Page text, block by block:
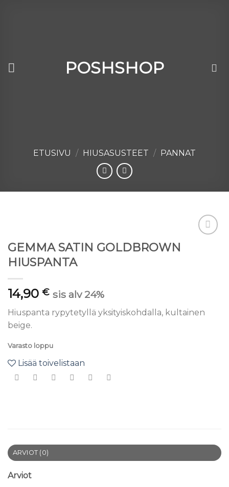
POSHSHOP
ETUSIVU / HIUSASUSTEET / PANNAT
toivelistaan
GEMMA SATIN GOLDBROWN
HIUSPANTA
14,90 € sis alv 24%
Hiuspanta rypytetyllä yksityiskohdalla, kultainen
beige.
Varasto loppu
Lisää toivelistaan
ARVIOT (0)
Arviot